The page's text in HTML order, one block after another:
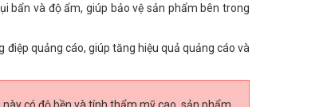
bẩn và độ ẩm, giúp bảo vệ sản phẩm bên trong
quảng cáo, giúp tăng hiệu quả quảng cáo và